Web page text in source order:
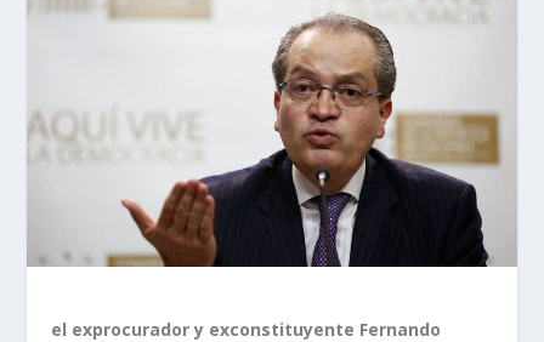
el exprocurador y exconstituyente Fernando